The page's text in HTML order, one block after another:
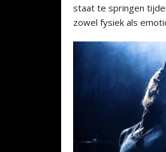
staat te springen
zowel fysiek als